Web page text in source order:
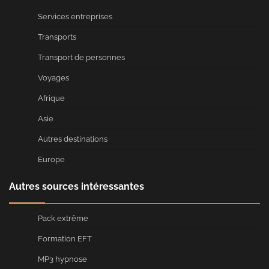
Services entreprises
Transports
Transport de personnes
Voyages
Afrique
Asie
Autres destinations
Europe
Autres sources intéressantes
Pack extrême
Formation EFT
MP3 hypnose